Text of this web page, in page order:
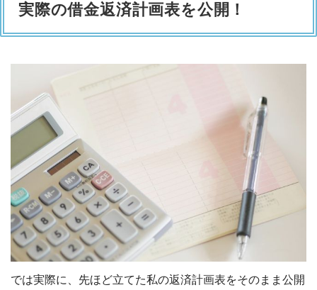
実際の借金返済計画表を公開！
では実際に、先ほど立てた私の返済計画表をそのまま公開